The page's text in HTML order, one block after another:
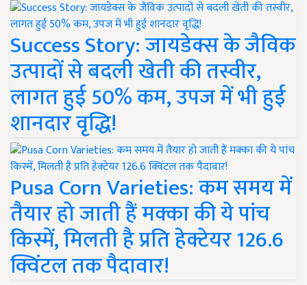
Success Story: जायडेक्स के जैविक
उत्पादों से बदली खेती की तस्वीर,
लागत हुई 50% कम, उपज में भी हुई
शानदार वृद्धि!
Pusa Corn Varieties: कम समय में
तैयार हो जाती हैं मक्का की ये पांच
किस्में, मिलती है प्रति हेक्टेयर 126.6
क्विंटल तक पैदावार!